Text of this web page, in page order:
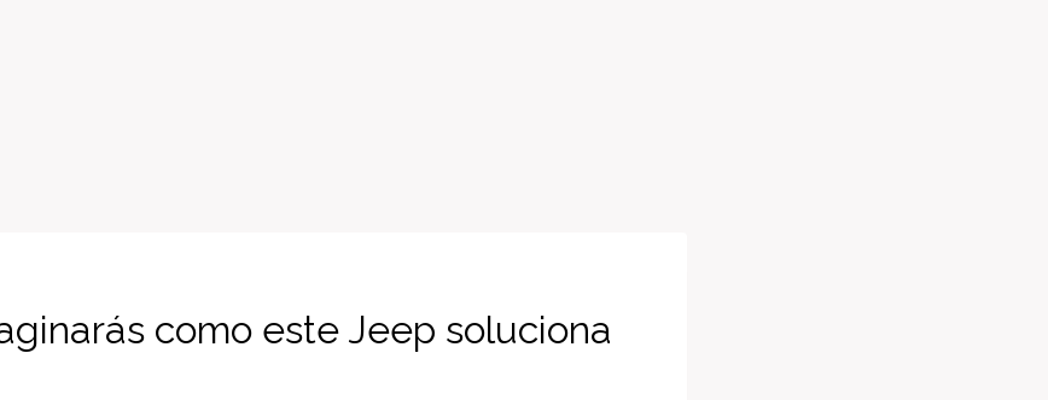
como este Jeep soluciona